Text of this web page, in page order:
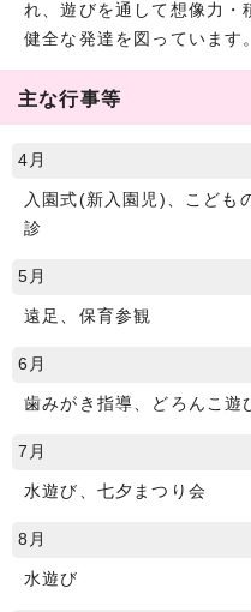
れ、遊びを通して想像力・
健全な発達を図っています
主な行事等
4月
入園式(新入園児)、こども
診
5月
遠足、保育参観
6月
歯みがき指導、どろんこ遊
7月
水遊び、七夕まつり会
8月
水遊び